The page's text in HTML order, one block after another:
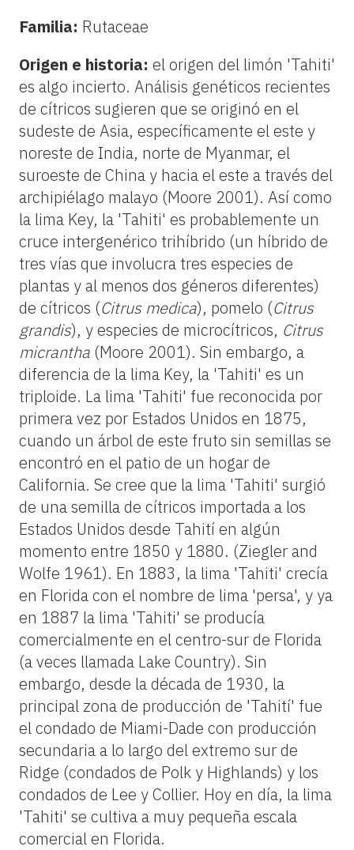
Familia: Rutaceae
Origen e historia: el origen del limón 'Tahiti'
es algo incierto. Análisis genéticos recientes
de cítricos sugieren que se originó en el
sudeste de Asia, específicamente el este y
noreste de India, norte de Myanmar, el
suroeste de China y hacia el este a través del
archipiélago malayo (Moore 2001). Así como
la lima Key, la 'Tahiti' es probablemente un
cruce intergenérico trihíbrido (un híbrido de
tres vías que involucra tres especies de
plantas y al menos dos géneros diferentes)
de cítricos (Citrus medica), pomelo (Citrus
grandis), y especies de microcítricos, Citrus
micrantha (Moore 2001). Sin embargo, a
diferencia de la lima Key, la 'Tahiti' es un
triploide. La lima 'Tahiti' fue reconocida por
primera vez por Estados Unidos en 1875,
cuando un árbol de este fruto sin semillas se
encontró en el patio de un hogar de
California. Se cree que la lima 'Tahiti' surgió
de una semilla de cítricos importada a los
Estados Unidos desde Tahití en algún
momento entre 1850 y 1880. (Ziegler and
Wolfe 1961). En 1883, la lima 'Tahiti' crecía
en Florida con el nombre de lima 'persa', y ya
en 1887 la lima 'Tahiti' se producía
comercialmente en el centro-sur de Florida
(a veces llamada Lake Country). Sin
embargo, desde la década de 1930, la
principal zona de producción de 'Tahití' fue
el condado de Miami-Dade con producción
secundaria a lo largo del extremo sur de
Ridge (condados de Polk y Highlands) y los
condados de Lee y Collier. Hoy en día, la lima
'Tahiti' se cultiva a muy pequeña escala
comercial en Florida.